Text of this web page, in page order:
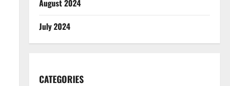
August 2024
July 2024
CATEGORIES